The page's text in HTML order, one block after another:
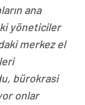
ana
yöneticiler
merkez el
bürokrasi
onlar